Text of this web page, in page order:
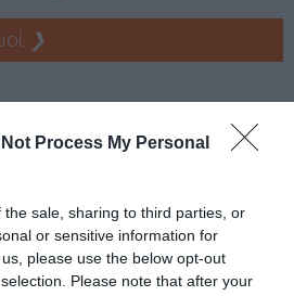
Not Process My Personal
sale, sharing to third parties, or
or sensitive information for
please use the below opt-out
Please note that after your
❯
ΠΟΙΗΣΗ
σας τα τελευταία νέα για